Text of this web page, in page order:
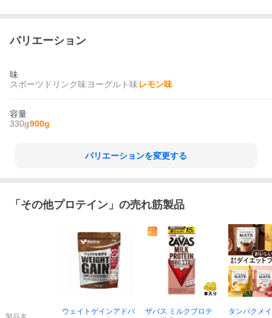
バリエーション
味
スポーツドリンク味 ヨーグルト味 レモン味
容量
330g900g
バリエーションを変更する
「 その他プロテイン 」の売れ筋製品
ウェイトゲインアドバ
ザバス ミルクプロテ
タンパクメ